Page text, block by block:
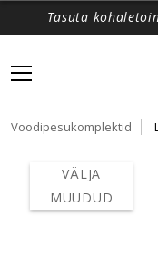
Tasuta
Voodipesukomplektid
VÄLJA
MÜÜDUD